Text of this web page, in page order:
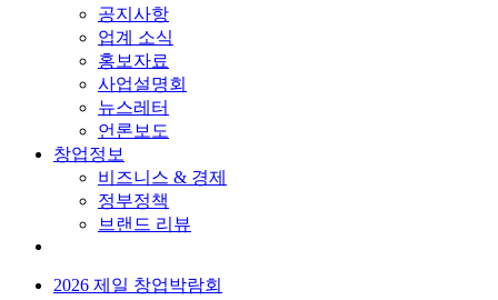
공지사항
업계 소식
홍보자료
사업설명회
뉴스레터
언론보도
창업정보
비즈니스 & 경제
정부정책
브랜드 리뷰
2026 제일 창업박람회